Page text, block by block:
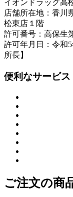
イオンドラッグ高
店舗所在地：香
松東店１階
許可番号：高保生
許可年月日：令和
所長】
便利なサービス
ご注文の商